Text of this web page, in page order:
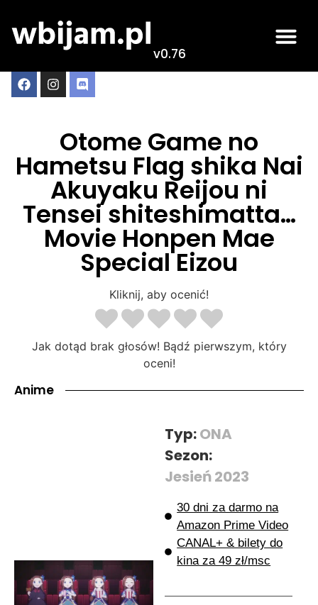
v0.76
Otome Game no
Hametsu Flag shika Nai
Akuyaku Reijou ni
Tensei shiteshimatta…
Movie Honpen Mae
Special Eizou
Kliknij, aby ocenić!
Jak dotąd brak głosów! Bądź pierwszym, który
oceni!
Anime
Typ:ONA
Sezon:
Jesień 2023
30 dni za darmo na
Amazon Prime Video
CANAL+ & bilety do
kina za 49 zł/msc